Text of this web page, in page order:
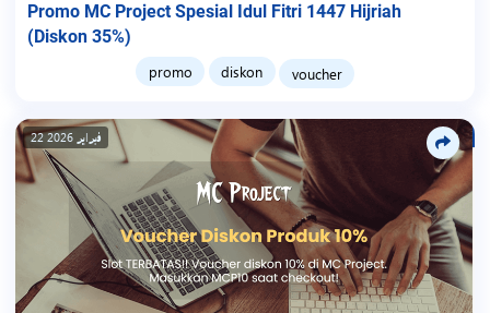
Promo MC Project Spesial Idul Fitri 1447 Hijriah
(Diskon 35%)
promo diskon voucher
22 فبراير 2026